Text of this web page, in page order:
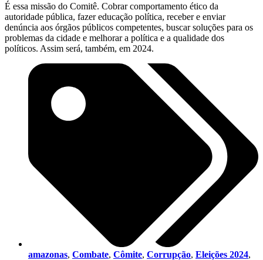
É essa missão do Comitê. Cobrar comportamento ético da
autoridade pública, fazer educação política, receber e enviar
denúncia aos órgãos públicos competentes, buscar soluções para os
problemas da cidade e melhorar a política e a qualidade dos
políticos. Assim será, também, em 2024.
amazonas, Combate, Cômite, Corrupção, Eleições 2024,